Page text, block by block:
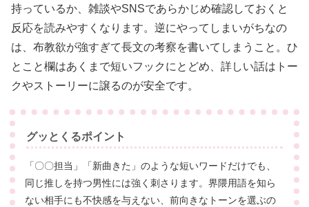
持っているか、雑談やSNSであらかじめ確認しておくと
反応を読みやすくなります。逆にやってしまいがちなの
は、布教欲が強すぎて長文の考察を書いてしまうこと。ひ
とこと欄はあくまで短いフックにとどめ、詳しい話はトー
クやストーリーに譲るのが安全です。
グッとくるポイント
「〇〇担当」「新曲きた」のような短いワードだけでも、
同じ推しを持つ男性には強く刺さります。界隈用語を知ら
ない相手にも不快感を与えない、前向きなトーンを選ぶの